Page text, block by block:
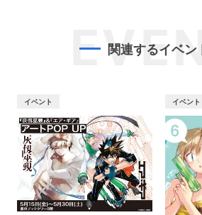
関連するイベン
イベント イベント